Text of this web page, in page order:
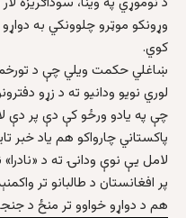
وړونکو موټرو چلوونکي به
کوي.
ښاغلي حکمت ويلي چې د تورخم
لوري نویو ودانیو ته د زړو
چې په یادو ورځو کې دې پر دې
پاکستاني چارواکو هم یاد خبر
لامل یې نوې ودانۍ ته د
پر افغانستان د طالبانو تر
هم د دواړو خواوو تر منځ د